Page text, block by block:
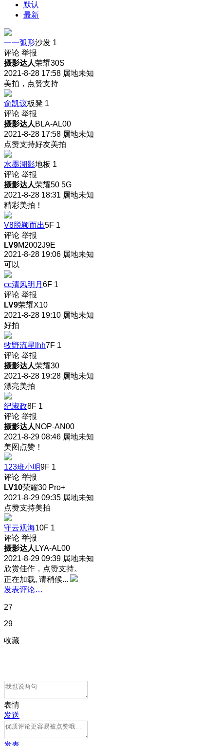
默认
最新
一一弧形沙发 1
评论 举报
摄影达人荣耀30S
2021-8-28 17:58 属地未知
美拍，点赞支持
俞凯议板凳 1
评论 举报
摄影达人 BLA-AL00
2021-8-28 17:58 属地未知
点赞支持好友美拍
水墨湖影地板 1
评论 举报
摄影达人荣耀50 5G
2021-8-28 18:31 属地未知
精彩美拍！
V8脱颖而出5F 1
评论 举报
LV9M2002J9E
2021-8-28 19:06 属地未知
可以
cc清风明月 6F 1
评论 举报
LV9荣耀X10
2021-8-28 19:10 属地未知
好拍
牧野流星lhh7F 1
评论 举报
摄影达人荣耀30
2021-8-28 19:28 属地未知
漂亮美拍
纪淑政8F 1
评论 举报
摄影达人 NOP-AN00
2021-8-29 08:46 属地未知
美图点赞！
123班小明9F 1
评论 举报
LV10荣耀30 Pro+
2021-8-29 09:35 属地未知
点赞支持美拍
守云观海10F 1
评论 举报
摄影达人 LYA-AL00
2021-8-29 09:39 属地未知
欣赏佳作，点赞支持。
正在加载, 请稍候...
发表评论…
27
29
收藏
表情
发送